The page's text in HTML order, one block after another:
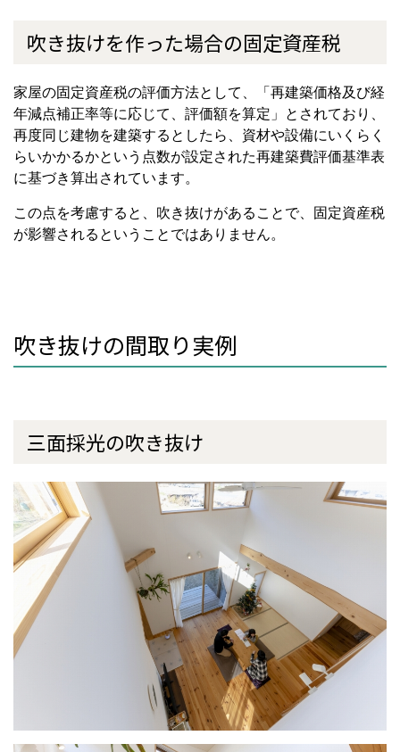
吹き抜けを作った場合の固定資産税
家屋の固定資産税の評価方法として、「再建築価格及び経
年減点補正率等に応じて、評価額を算定」とされており、
再度同じ建物を建築するとしたら、資材や設備にいくらく
らいかかるかという点数が設定された再建築費評価基準表
に基づき算出されています。
この点を考慮すると、吹き抜けがあることで、固定資産税
が影響されるということではありません。
吹き抜けの間取り実例
三面採光の吹き抜け